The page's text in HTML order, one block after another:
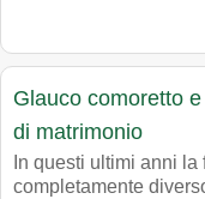
Glauco comoretto
di matrimonio
In questi ultimi anni
completamente